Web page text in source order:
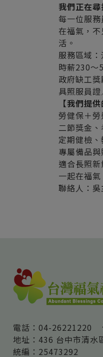
我們正在
每一位服
在福氣，
活。
服務區域
時薪230～
政府缺工
具照服員
【我們提
勞健保＋
二節獎金
定期健檢
專屬備品
適合長照
一起在福
聯絡人：
電話：04-26221220
地址：436 台中市清水
統編：25473292